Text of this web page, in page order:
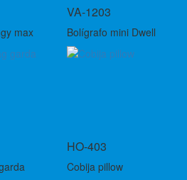
max
VA-1203
Bolígrafo mini Dwell
HO-403
Cobija pillow